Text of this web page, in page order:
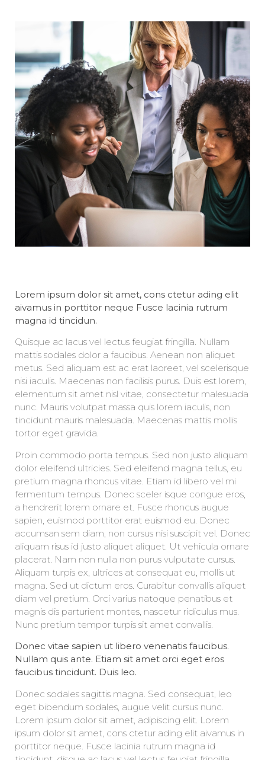
Lorem ipsum dolor sit amet, cons ctetur ading elit
aivamus in porttitor neque Fusce lacinia rutrum
magna id tincidun.
Quisque ac lacus vel lectus feugiat fringilla. Nullam
mattis sodales dolor a faucibus. Aenean non aliquet
metus. Sed aliquam est ac erat laoreet, vel scelerisque
nisi iaculis. Maecenas non facilisis purus. Duis est lorem,
elementum sit amet nisl vitae, consectetur malesuada
nunc. Mauris volutpat massa quis lorem iaculis, non
tincidunt mauris malesuada. Maecenas mattis mollis
tortor eget gravida.
Proin commodo porta tempus. Sed non justo aliquam
dolor eleifend ultricies. Sed eleifend magna tellus, eu
pretium magna rhoncus vitae. Etiam id libero vel mi
fermentum tempus. Donec sceler isque congue eros,
a hendrerit lorem ornare et. Fusce rhoncus augue
sapien, euismod porttitor erat euismod eu. Donec
accumsan sem diam, non cursus nisi suscipit vel. Donec
aliquam risus id justo aliquet aliquet. Ut vehicula ornare
placerat. Nam non nulla non purus vulputate cursus.
Aliquam turpis ex, ultrices at consequat eu, mollis ut
magna. Sed ut dictum eros. Curabitur convallis aliquet
diam vel pretium. Orci varius natoque penatibus et
magnis dis parturient montes, nascetur ridiculus mus.
Nunc pretium tempor turpis sit amet convallis.
Donec vitae sapien ut libero venenatis faucibus.
Nullam quis ante. Etiam sit amet orci eget eros
faucibus tincidunt. Duis leo.
Donec sodales sagittis magna. Sed consequat, leo
eget bibendum sodales, augue velit cursus nunc.
Lorem ipsum dolor sit amet, adipiscing elit. Lorem
ipsum dolor sit amet, cons ctetur ading elit aivamus in
porttitor neque. Fusce lacinia rutrum magna id